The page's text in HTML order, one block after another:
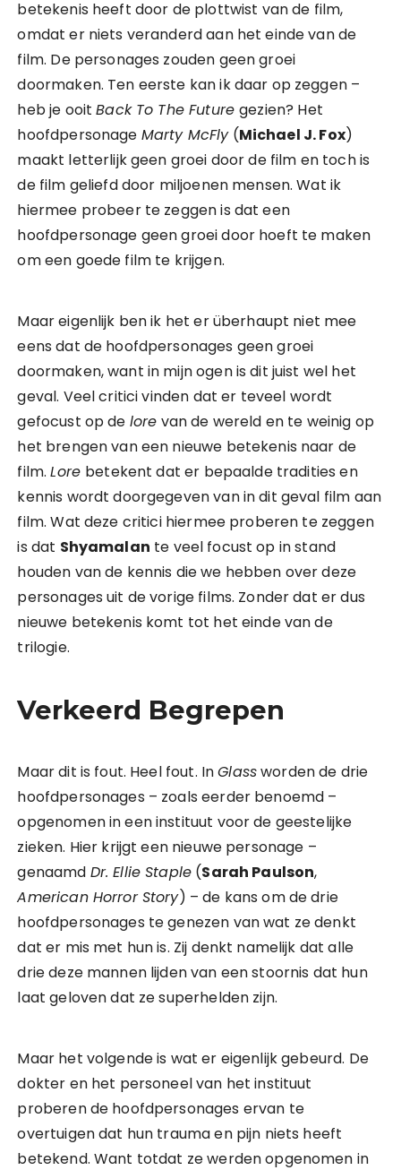
betekenis heeft door de plottwist van de film,
omdat er niets veranderd aan het einde van de
film. De personages zouden geen groei
doormaken. Ten eerste kan ik daar op zeggen –
heb je ooitBack To The Futuregezien? Het
hoofdpersonage Marty McFly(Michael J. Fox)
maakt letterlijk geen groei door de film en toch is
de film geliefd door miljoenen mensen. Wat ik
hiermee probeer te zeggen is dat een
hoofdpersonage geen groei door hoeft te maken
om een goede film te krijgen.
Maar eigenlijk ben ik het er überhaupt niet mee
eens dat de hoofdpersonages geen groei
doormaken, want in mijn ogen is dit juist wel het
geval. Veel critici vinden dat er teveel wordt
gefocust op de lore van de wereld en te weinig op
het brengen van een nieuwe betekenis naar de
film.Lore betekent dat er bepaalde tradities en
kennis wordt doorgegeven van in dit geval film aan
film. Wat deze critici hiermee proberen te zeggen
is dat Shyamalan te veel focust op in stand
houden van de kennis die we hebben over deze
personages uit de vorige films. Zonder dat er dus
nieuwe betekenis komt tot het einde van de
trilogie.
Verkeerd Begrepen
Maar dit is fout. Heel fout. InGlassworden de drie
hoofdpersonages – zoals eerder benoemd –
opgenomen in een instituut voor de geestelijke
zieken. Hier krijgt een nieuwe personage –
genaamd Dr. Ellie Staple (Sarah Paulson,
American Horror Story) – de kans om de drie
hoofdpersonages te genezen van wat ze denkt
dat er mis met hun is. Zij denkt namelijk dat alle
drie deze mannen lijden van een stoornis dat hun
laat geloven dat ze superhelden zijn.
Maar het volgende is wat er eigenlijk gebeurd. De
dokter en het personeel van het instituut
proberen de hoofdpersonages ervan te
overtuigen dat hun trauma en pijn niets heeft
betekend. Want totdat ze werden opgenomen in